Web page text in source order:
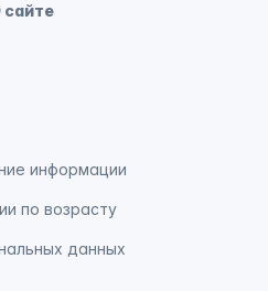
сайте
информации
по возрасту
данных